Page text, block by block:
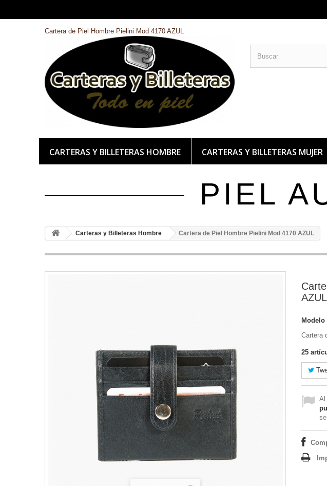
Cartera de Piel Hombre Pielini Mod 4170 AZUL
CARTERAS Y BILLETERAS HOMBRE CARTERAS Y BILLETERAS MUJER
PIEL
Carteras y Billeteras Hombre Cartera de Piel Hombre Pielini Mod 4170 AZUL
AZUL
Modelo
Cartera
25
Al